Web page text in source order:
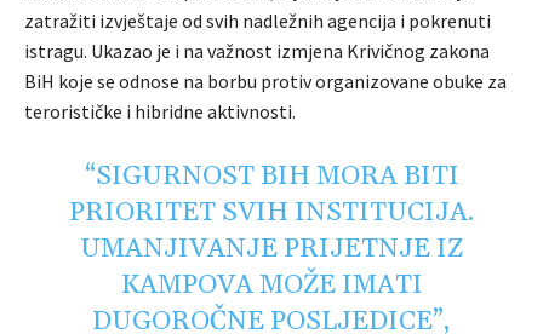
zatražiti izvještaje od svih nadležnih agencija i pokrenuti
istragu. Ukazao je i na važnost izmjena Krivičnog zakona
BiH koje se odnose na borbu protiv organizovane obuke za
terorističke i hibridne aktivnosti.
“SIGURNOST BIH MORA BITI
PRIORITET SVIH INSTITUCIJA.
UMANJIVANJE PRIJETNJE IZ
KAMPOVA MOŽE IMATI
DUGOROČNE POSLJEDICE”,